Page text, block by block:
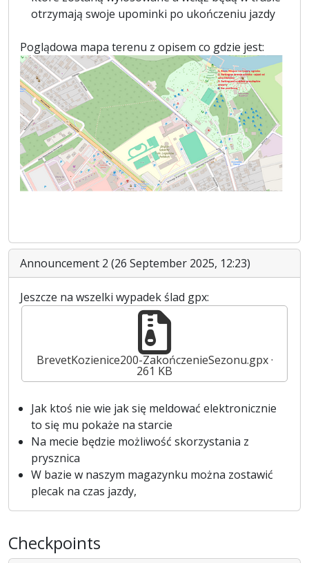
otrzymają swoje upominki po ukończeniu jazdy
Poglądowa mapa terenu z opisem co gdzie jest:
Announcement 2 (26 September 2025, 12:23)
Jeszcze na wszelki wypadek ślad gpx:
BrevetKozienice200-ZakończenieSezonu.gpx
261 KB
Jak ktoś nie wie jak się meldować elektronicznie
to się mu pokaże na starcie
Na mecie będzie możliwość skorzystania z
prysznica
W bazie w naszym magazynku można zostawić
plecak na czas jazdy,
Checkpoints